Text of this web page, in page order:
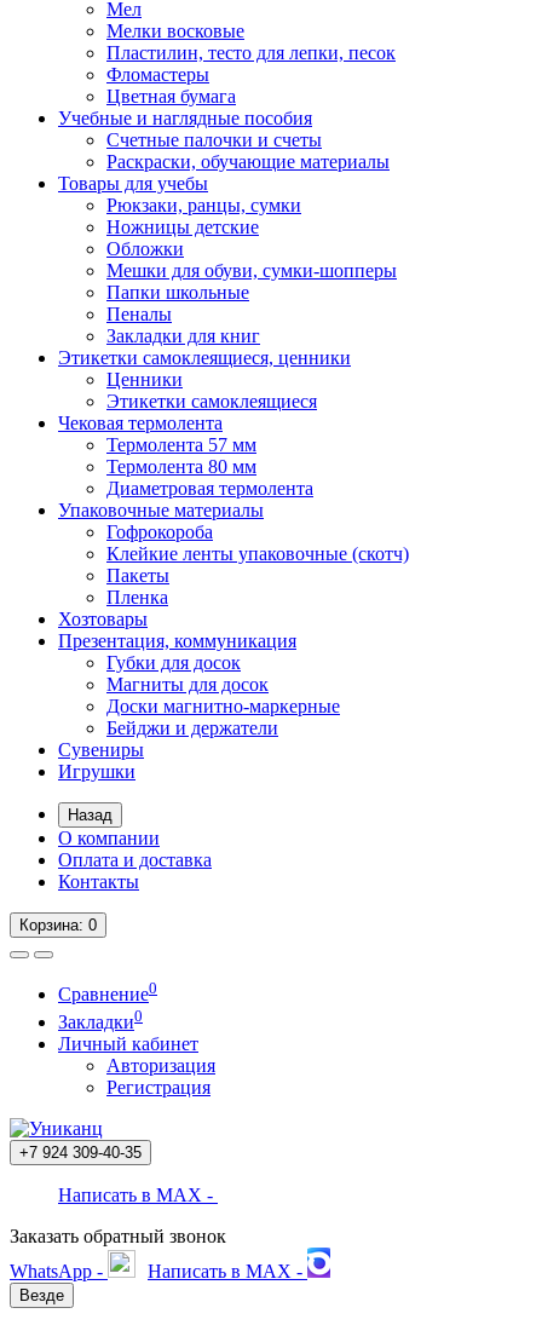
Мел
Мелки восковые
Пластилин, тесто для лепки, песок
Фломастеры
Цветная бумага
Учебные и наглядные пособия
Счетные палочки и счеты
Раскраски, обучающие материалы
Товары для учебы
Рюкзаки, ранцы, сумки
Ножницы детские
Обложки
Мешки для обуви, сумки-шопперы
Папки школьные
Пеналы
Закладки для книг
Этикетки самоклеящиеся, ценники
Ценники
Этикетки самоклеящиеся
Чековая термолента
Термолента 57 мм
Термолента 80 мм
Диаметровая термолента
Упаковочные материалы
Гофрокороба
Клейкие ленты упаковочные (скотч)
Пакеты
Пленка
Хозтовары
Презентация, коммуникация
Губки для досок
Магниты для досок
Доски магнитно-маркерные
Бейджи и держатели
Сувениры
Игрушки
Назад
О компании
Оплата и доставка
Контакты
Корзина: 0
Сравнение0
Закладки0
Личный кабинет
Авторизация
Регистрация
+7 924 309-40-35
Написать в MAX -
Заказать обратный звонок
WhatsApp -
Написать в MAX -
Везде